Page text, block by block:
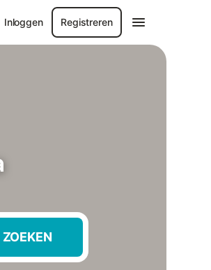
Inloggen Registreren
ZOEKEN